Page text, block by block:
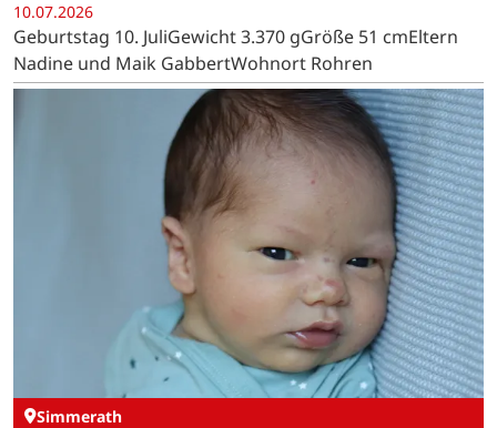
10.07.2026
Geburtstag 10. JuliGewicht 3.370 gGröße 51 cmEltern
Nadine und Maik GabbertWohnort Rohren
Simmerath